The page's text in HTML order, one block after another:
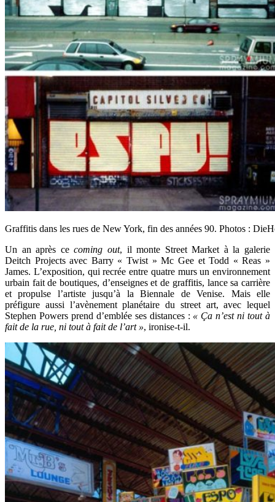
Graffitis dans les rues de New York, fin des années 90. Photos :
Un an après cecoming out, il monte Street Market à la galerie
Deitch Projects avec Barry « Twist » Mc Gee et Todd « Reas »
James. L’exposition, qui recrée entre quatre murs un environnement
urbain fait de boutiques, d’enseignes et de graffitis, lance sa carrière
et propulse l’artiste jusqu’à la Biennale de Venise. Mais elle
préfigure aussi l’avènement planétaire du street art, avec lequel
Stephen Powers prend d’emblée ses distances : « Ça n’est ni tout à
fait de la rue, ni tout à fait de l’art », ironise-t-il.